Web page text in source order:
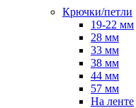
Крючки/петли
19-22 мм
28 мм
33 мм
38 мм
44 мм
57 мм
На ленте